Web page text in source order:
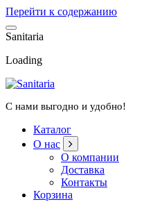
Перейти к содержанию
Sanitaria
Loading
С нами выгодно и удобно!
Каталог
О нас
О компании
Доставка
Контакты
Корзина